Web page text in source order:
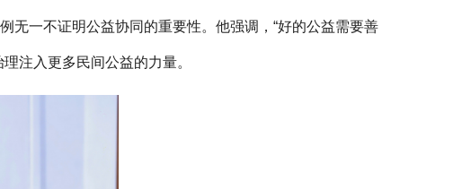
无一不证明公益协同的重要性。他强调，“好的公益需要善
注入更多民间公益的力量。